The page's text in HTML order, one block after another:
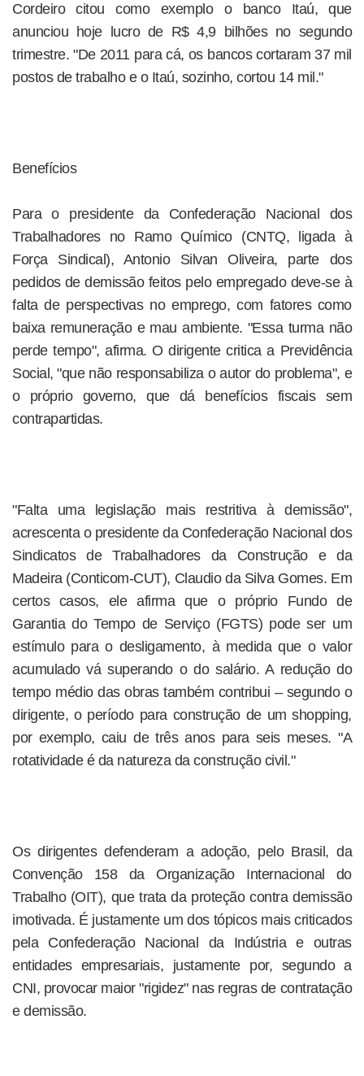
Cordeiro citou como exemplo o banco Itaú, que
anunciou hoje lucro de R$ 4,9 bilhões no segundo
trimestre. "De 2011 para cá, os bancos cortaram 37 mil
postos de trabalho e o Itaú, sozinho, cortou 14 mil."
Benefícios
Para o presidente da Confederação Nacional dos
Trabalhadores no Ramo Químico (CNTQ, ligada à
Força Sindical), Antonio Silvan Oliveira, parte dos
pedidos de demissão feitos pelo empregado deve-se à
falta de perspectivas no emprego, com fatores como
baixa remuneração e mau ambiente. "Essa turma não
perde tempo", afirma. O dirigente critica a Previdência
Social, "que não responsabiliza o autor do problema", e
o próprio governo, que dá benefícios fiscais sem
contrapartidas.
"Falta uma legislação mais restritiva à demissão",
acrescenta o presidente da Confederação Nacional dos
Sindicatos de Trabalhadores da Construção e da
Madeira (Conticom-CUT), Claudio da Silva Gomes. Em
certos casos, ele afirma que o próprio Fundo de
Garantia do Tempo de Serviço (FGTS) pode ser um
estímulo para o desligamento, à medida que o valor
acumulado vá superando o do salário. A redução do
tempo médio das obras também contribui – segundo o
dirigente, o período para construção de um shopping,
por exemplo, caiu de três anos para seis meses. "A
rotatividade é da natureza da construção civil."
Os dirigentes defenderam a adoção, pelo Brasil, da
Convenção 158 da Organização Internacional do
Trabalho (OIT), que trata da proteção contra demissão
imotivada. É justamente um dos tópicos mais criticados
pela Confederação Nacional da Indústria e outras
entidades empresariais, justamente por, segundo a
CNI, provocar maior "rigidez" nas regras de contratação
e demissão.